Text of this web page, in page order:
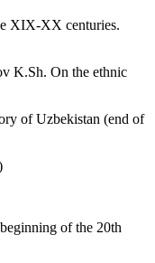
XIX-XX centuries.
K.Sh. On the ethnic
of Uzbekistan (end of
of the 20th